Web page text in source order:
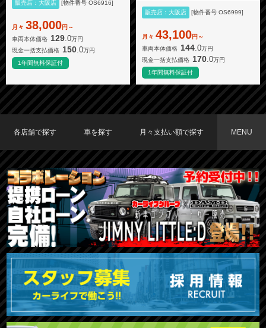
販売店：大阪店 [物件番号 OS6916]
月々 38,000円～
車両本体価格 129.0万円
現金一括支払価格 150 .0万円
1年間無料保証付
販売店：大阪店 [物件番号 OS6999]
月々 43,100円～
車両本体価格 144.0万円
現金一括支払価格 170 .0万円
1年間無料保証付
各店舗で探す
TOKYO店在庫車両
大阪店在庫車両
福岡店在庫車両
車を探す
車種で探す
メーカーで探す
月々支払い額で探す
〜19,999円
20,000円〜29,999円
30,000円〜39,999円
40,000円〜49,999円
50,000円〜
MENU